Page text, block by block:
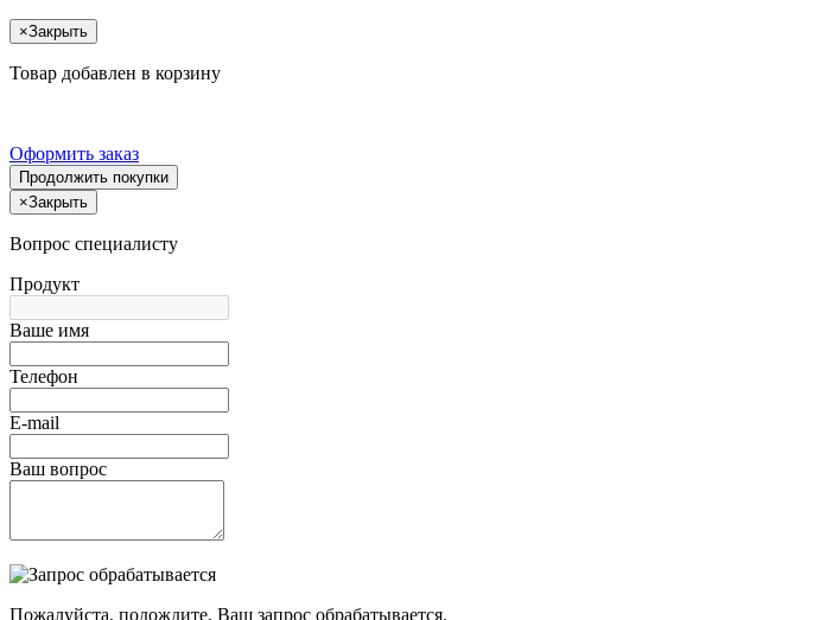
×Закрыть
Товар добавлен в корзину
Оформить заказ
Продолжить покупки
×Закрыть
Вопрос специалисту
Продукт
Ваше имя
Телефон
E-mail
Ваш вопрос
Пожалуйста, подождите, Ваш запрос обрабатывается.